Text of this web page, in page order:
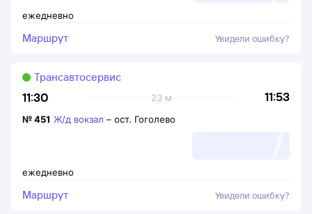
ежедневно
Маршрут Увидели ошибку?
11:30 11:53
23 м
Трансавтосервис
ежедневно
№451 Ж/д вокзал – ост. Гоголево
Маршрут Увидели ошибку?